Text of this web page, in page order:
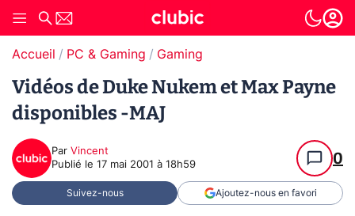
Accueil PC & Gaming Gaming
Vidéos de Duke Nukem et Max Payne
disponibles -MAJ
Par Vincent
Publié le 17 mai 2001 à 18h59 0
Suivez-nous Ajoutez-nous en favori